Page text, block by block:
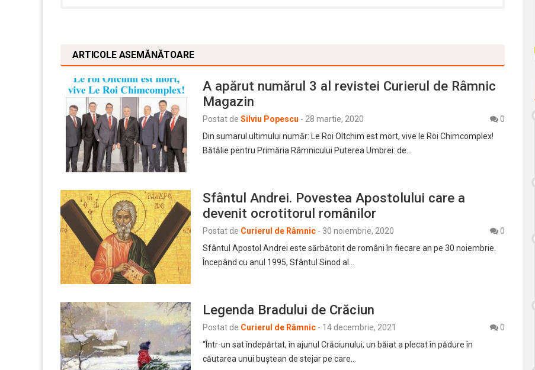
ARTICOLE ASEMĂNĂTOARE
A apărut numărul 3 al revistei Curierul de Râmnic
Magazin
Postat de Silviu Popescu - 28 martie, 2020
0
Din sumarul ultimului număr: Le Roi Oltchim est mort, vive le Roi Chimcomplex!
Bătălie pentru Primăria Râmnicului Puterea Umbrei: de…
Sfântul Andrei. Povestea Apostolului care a
devenit ocrotitorul românilor
Postat de Curierul de Râmnic - 30 noiembrie, 2020
0
Sfântul Apostol Andrei este sărbătorit de români în fiecare an pe 30 noiembrie.
Începând cu anul 1995, Sfântul Sinod al…
Legenda Bradului de Crăciun
Postat de Curierul de Râmnic - 14 decembrie, 2021
0
“Într-un sat îndepărtat, în ajunul Crăciunului, un băiat a plecat în pădure în
căutarea unui buștean de stejar pe care…